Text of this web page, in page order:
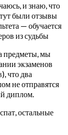
и знаю, что
были отзывы
— обучается
из судьбы
предметы, мы
экзаменов
что два
не отправятся
диплом.
остальные